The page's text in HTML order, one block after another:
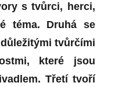
s tvůrci, herci,
téma. Druhá se
tvůrčími
které jsou
Třetí tvoří